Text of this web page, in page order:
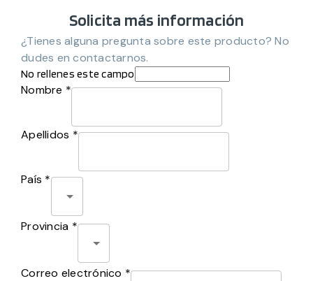
Solicita más información
¿Tienes alguna pregunta sobre este producto? No
dudes en contactarnos.
No rellenes este campo
Nombre *
Apellidos *
País *
Provincia *
Correo electrónico *